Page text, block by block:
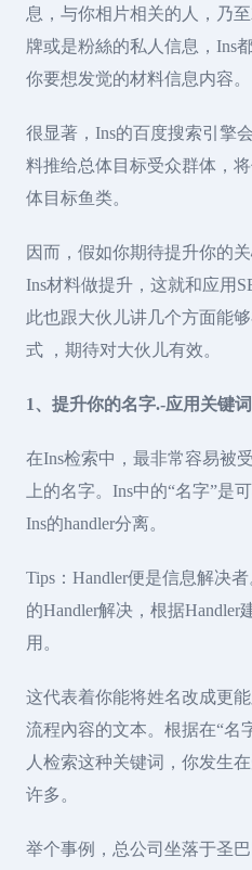
息，与你相片相关的人，乃
牌或是粉絲的私人信息，Ins
你要想发觉的材料信息内容。
很显著，Ins的百度搜索引擎
料推给总体目标受众群体，
体目标鱼类。
因而，假如你期待提升你的
Ins材料做提升，这就和应用
此也跟大伙儿讲几个方面能
式 ，期待对大伙儿有效。
1、提升你的名字.-应用关键词
在Ins检索中，最非常容易被
上的名字。Ins中的“名字”是
Ins的handler分离。
Tips：Handler便是信息解决
的Handler解决，根据
用。
这代表着你能将姓名改成更
流程內容的文本。根据在“名
人检索这种关键词，你发生
许多。
举个事例，总公司坐落于圣